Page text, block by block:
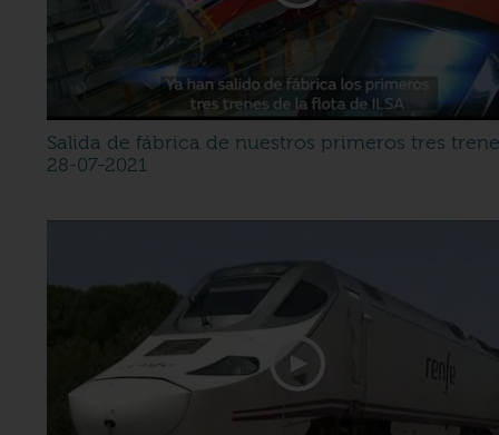
Salida de fábrica de nuestros primeros tres
28-07-2021